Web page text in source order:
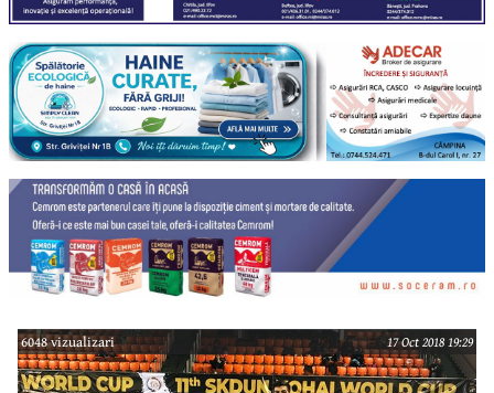
6048 vizualizari 17 Oct 2018 19:29